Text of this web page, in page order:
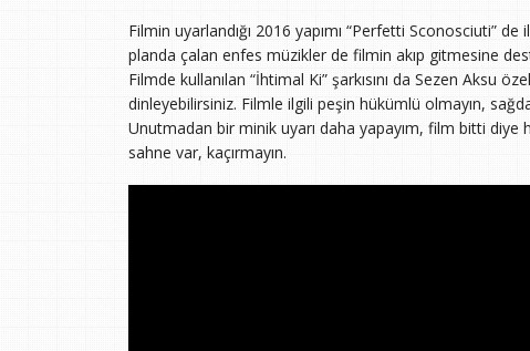
Filmin uyarlandığı 2016 yapımı “Perfetti Sconosciuti”
planda çalan enfes müzikler de filmin akıp gitmesine
Filmde kullanılan “İhtimal Ki” şarkısını da Sezen Aksu
dinleyebilirsiniz. Filmle ilgili peşin hükümlü olmayın,
Unutmadan bir minik uyarı daha yapayım, film bitti diye
sahne var, kaçırmayın.